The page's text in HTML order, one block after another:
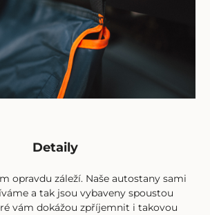
Detaily
opravdu záleží. Naše autostanysami
a tak jsou vybaveny spoustou
vám dokážou zpříjemnit i takovou